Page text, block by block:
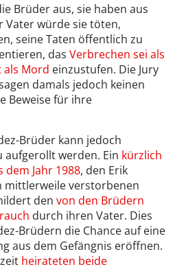
Brüder aus, sie haben aus
Vater würde sie töten,
seine Taten öffentlich zu
das Verbrechen sei als
als Mord einzustufen. Die Jury
damals jedoch keinen
Beweise für ihre
Brüder kann jedoch
aufgerollt werden. Ein kürzlich
dem Jahr 1988, den Erik
mittlerweile verstorbenen
den von den Brüdern
durch ihren Vater. Dies
Brüdern die Chance auf eine
aus dem Gefängnis eröffnen.
heirateten beide